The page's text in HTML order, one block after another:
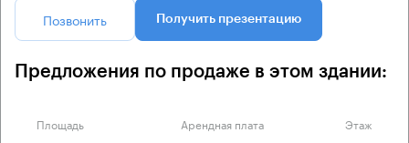
Позвонить Получить презентацию
Предложения по продаже в этом здании:
Площадь Арендная плата Этаж